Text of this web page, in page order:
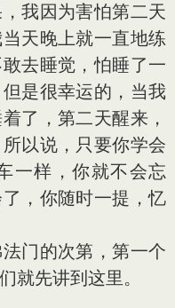
我因为害怕第二天
天晚上就一直地练
去睡觉，怕睡了一
是很幸运的，当我
了，第二天醒来，
以说，只要你学会
一样，你就不会忘
，你随时一提，忆
门的次第，第一个
就先讲到这里。